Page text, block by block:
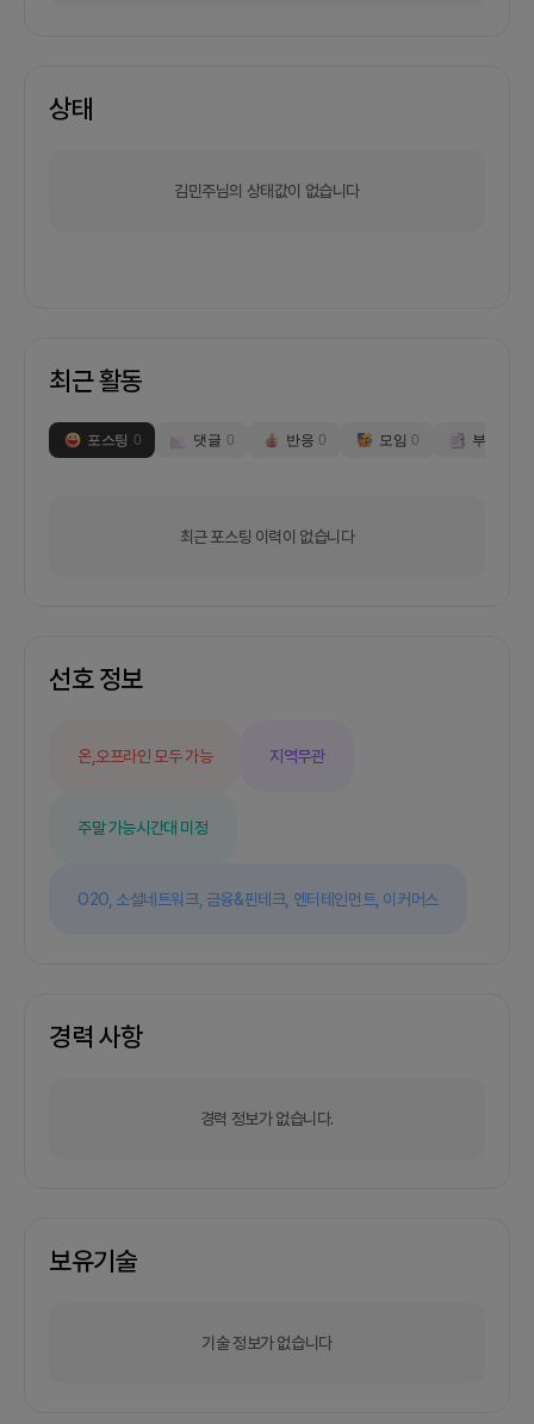
상태
김민주님의 상태값이 없습니다
최근 활동
포스팅 0 댓글 0 반응 0 모임 0 부스
최근 포스팅 이력이 없습니다
선호 정보
온,오프라인 모두 가능 지역무관
주말 가능시간대 미정
O2O, 소셜네트워크, 금융&핀테크, 엔터테인먼트, 이커머스
경력 사항
경력 정보가 없습니다.
보유기술
기술 정보가 없습니다